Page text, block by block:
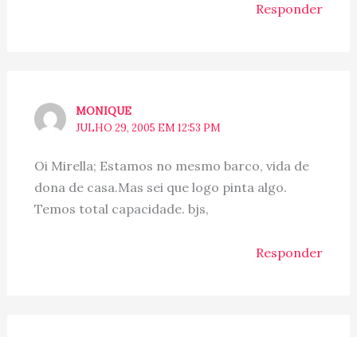
Responder
MONIQUE
JULHO 29, 2005 EM 12:53 PM
Oi Mirella; Estamos no mesmo barco, vida de
dona de casa.Mas sei que logo pinta algo.
Temos total capacidade. bjs,
Responder